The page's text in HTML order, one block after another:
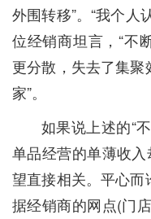
外围转移”。“我个人
位经销商坦言，“不
更分散，失去了集
家”。
如果说上述的“
单品经营的单薄收入
望直接相关。平心
据经销商的网点(门